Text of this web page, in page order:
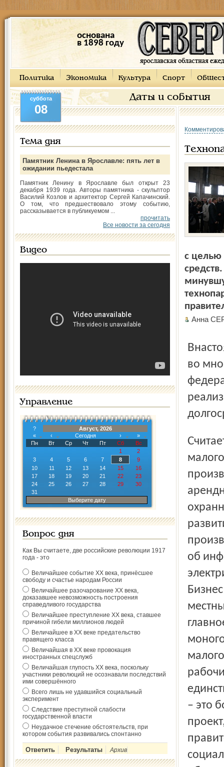
основана
в 1898 году
Политика Экономика Культура Спорт
Даты и события
суббота
08
Тема дня
Памятник Ленина в Ярославле: пять лет в
ожидании пьедестала
Памятник Ленину в Ярославле был открыт 23
декабря 1939 года. Авторы памятника - скульптор
Василий Козлов и архитектор Сергей Капачинский.
О том, что предшествовало этому событию,
рассказывается в публикуемом ...
прочитать
Все новости за сегодня
Видео
Управление
?
Август, 2026
«
‹ Сегодня ›
»
Пн
Вт Ср Чт Пт Сб
Вс
1
2
3
4 5 6 7 8
9
10
11 12 13 14 15
16
17
18 19 20 21 22
23
24
25 26 27 28 29
30
31
Выберите дату
Вопрос дня
Как Вы считаете, две российские революции 1917
года - это
Величайшее событие ХХ века, принёсшее
свободу и счастье народам России
Величайшее разочарование ХХ века,
доказавшее невозможность построения
справедливого государства
Величайшее преступление ХХ века, ставшее
причиной гибели миллионов людей
Величайшее в ХХ веке предательство
правящего класса
Величайшая в ХХ веке провокация
иностранных спецслужб
Величайшая глупость ХХ века, поскольку
участники революций не осознавали последствий
ими совершённого
Всего лишь не удавшийся социальный
эксперимент
Следствие преступной слабости
государственной власти
Неудачное стечение обстоятельств, при
котором события развивались спонтанно
Архив
с целью
Анна
Внастоящее время создание подобных технопарков идёт
во
Считается, что именно в технопарках представители
об
– это